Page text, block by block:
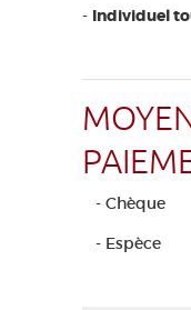
- Individuel
- Chèque
- Espèce